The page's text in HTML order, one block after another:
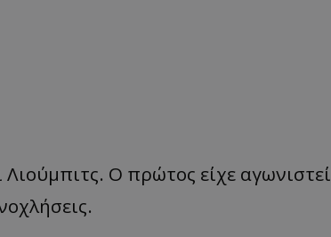
Λιούμπιτς. Ο πρώτος είχε αγωνιστεί